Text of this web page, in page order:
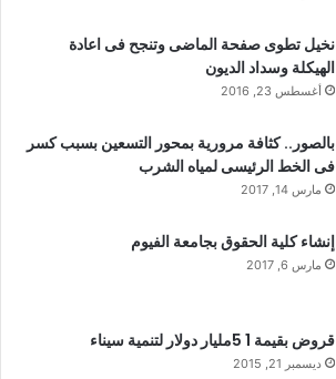
نخيل تطوى صفحة الماضى وتنجح فى اعادة
الهيكلة وسداد الديون
أغسطس 23, 2016
بالصور.. كثافة مرورية بمحور التسعين بسبب كسر
فى الخط الرئيسى لمياه الشرب
مارس 14, 2017
إنشاء كلية الحقوق بجامعة الفيوم
مارس 6, 2017
قروض بقيمة 1 5مليار دولار لتنمية سيناء
ديسمبر 21, 2015